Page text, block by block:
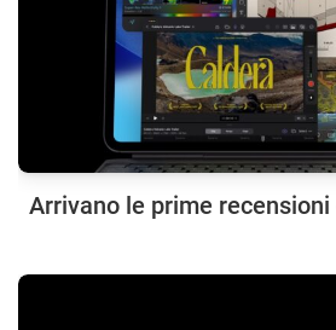
Arrivano le prime recensioni